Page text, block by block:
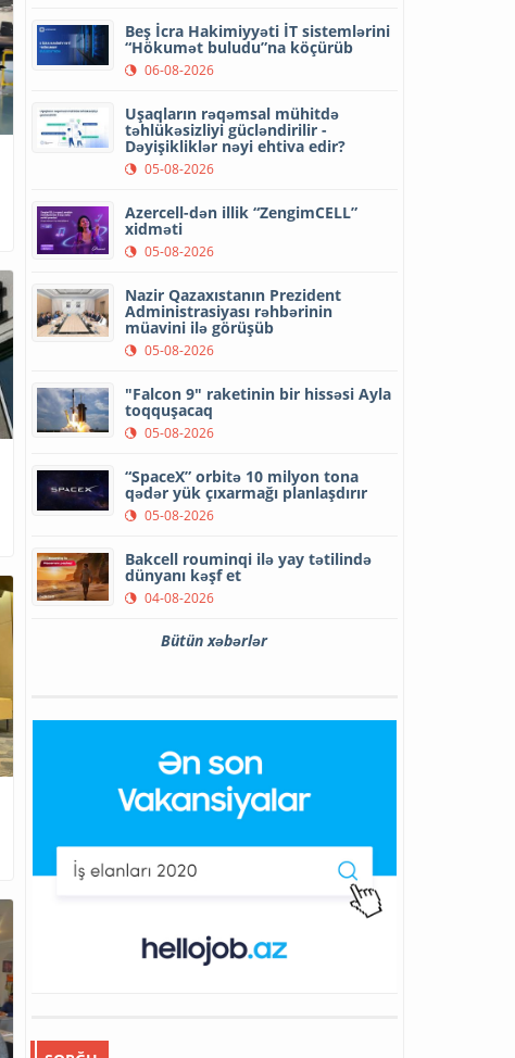
Beş İcra Hakimiyyəti İT sistemlərini
“Hökumət buludu”na köçürüb
06-08-2026
Uşaqların rəqəmsal mühitdə
təhlükəsizliyi gücləndirilir -
Dəyişikliklər nəyi ehtiva edir?
05-08-2026
Azercell-dən illik “ZengimCELL”
xidməti
05-08-2026
Nazir Qazaxıstanın Prezident
Administrasiyası rəhbərinin
müavini ilə görüşüb
05-08-2026
"Falcon 9" raketinin bir hissəsi Ayla
toqquşacaq
05-08-2026
“SpaceX” orbitə 10 milyon tona
qədər yük çıxarmağı planlaşdırır
05-08-2026
Bakcell rouminqi ilə yay tətilində
dünyanı kəşf et
04-08-2026
Bütün xəbərlər